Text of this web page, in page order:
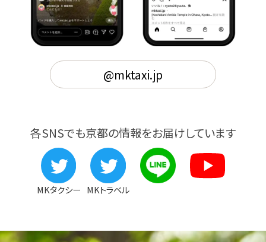
@mktaxi.jp
各SNSでも京都の情報をお届けしています
MKタクシー MKトラベル